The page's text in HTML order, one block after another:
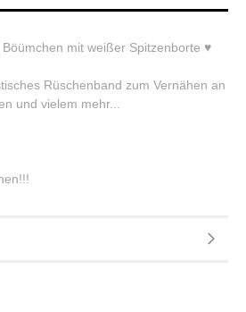
mit weißer Spitzenborte ♥
Rüschenband zum Vernähen an
und vielem mehr...